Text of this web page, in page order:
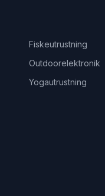
Fiskeutrustning
Outdoorelektronik
Yogautrustning